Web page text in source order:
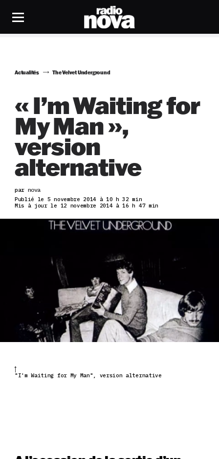
Actualités The Velvet Underground
« I’m Waiting for
My Man »,
version
alternative
par nova
Publié le 5 novembre 2014 à 10 h 32 min
Mis à jour le 12 novembre 2014 à 16 h 47 min
"I'm Waiting for My Man", version alternative